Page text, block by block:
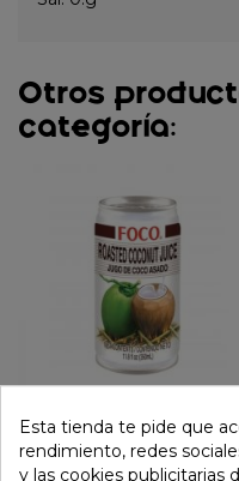
Otros
categoría:
Bebida agua de coco
tostado (FOCO) 350 ml
Esta tienda te pide que
rendimiento, redes
y las cookies publicitarias